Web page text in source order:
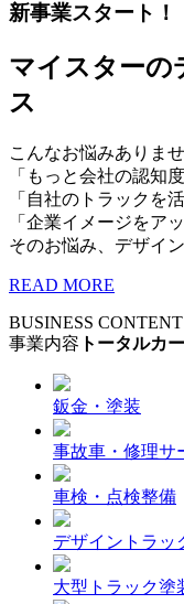
新事業スタート！
マイスターの
ス
こんなお悩みありま
「もっと会社の認知
「自社のトラックを
「企業イメージをア
そのお悩み、デザイ
READ MORE
BUSINESS CONTENT
事業内容 トータルカ
鈑金・塗装
事故車・修理サ
車検・点検整備
デザイントラッ
大型トラック塗